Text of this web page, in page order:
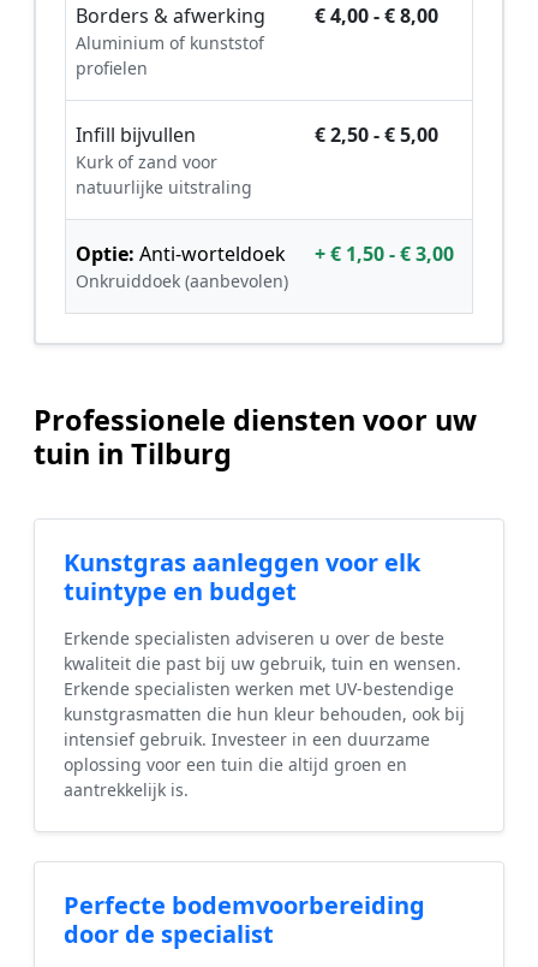
Borders & afwerking
Aluminium of kunststof
profielen
€ 4,00 - € 8,00
Infill bijvullen
Kurk of zand voor
natuurlijke uitstraling
€ 2,50 - € 5,00
Optie: Anti-worteldoek
Onkruiddoek (aanbevolen)
+ € 1,50 - € 3,00
Professionele diensten voor uw
tuin in Tilburg
Kunstgras aanleggen voor elk
tuintype en budget
Erkende specialisten adviseren u over de beste
kwaliteit die past bij uw gebruik, tuin en wensen.
Erkende specialisten werken met UV-bestendige
kunstgrasmatten die hun kleur behouden, ook bij
intensief gebruik. Investeer in een duurzame
oplossing voor een tuin die altijd groen en
aantrekkelijk is.
Perfecte bodemvoorbereiding
door de specialist